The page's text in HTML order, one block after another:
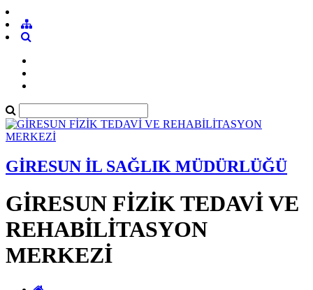
GİRESUN İL SAĞLIK MÜDÜRLÜĞÜ
GİRESUN FİZİK TEDAVİ VE
REHABİLİTASYON
MERKEZİ